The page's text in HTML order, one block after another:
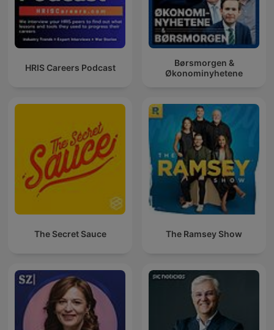
HRIS Careers Podcast
Børsmorgen &
Økonominyhetene
The Secret Sauce The Ramsey Show